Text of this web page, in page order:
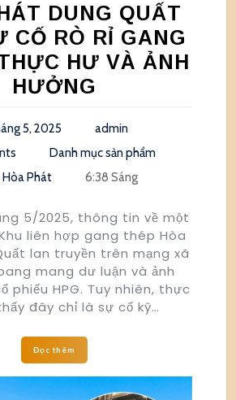
DUNG QUẤT
CỐ RÒ RỈ GANG
HƯ VÀ ẢNH
HƯỞNG
5, 2025
admin
Danh mục sản phẩm
Phát
6:38 Sáng
5/2025, thông tin về một
liên hợp gang thép Hòa
lan truyền trên mạng xã
mang dư luận và ảnh
phiếu HPG. Tuy nhiên, thực
đây chỉ là sự cố kỹ…
Đọc thêm